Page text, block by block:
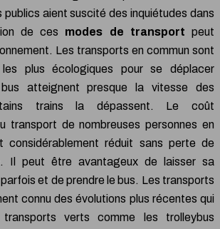
publics aient suscité des inquiétudes dans
de ces modes de transport peut
Les transports en commun sont
les plus écologiques pour se déplacer
atteignent presque la vitesse des
trains la dépassent. Le coût
transport de nombreuses personnes en
considérablement réduit sans perte de
Il peut être avantageux de laisser sa
et de prendre le bus. Les transports
connu des évolutions plus récentes qui
verts comme les trolleybus